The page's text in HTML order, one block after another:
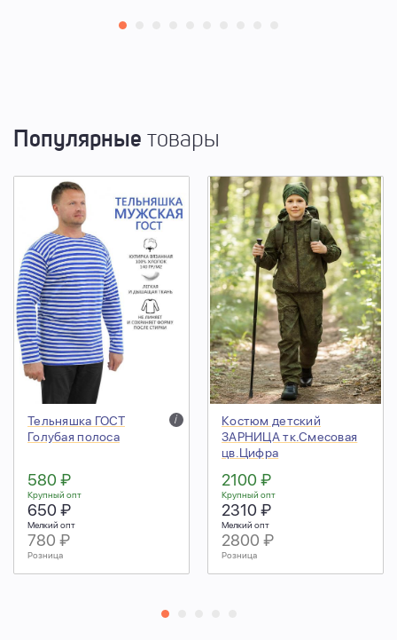
Популярные товары
Тельняшка ГОСТ
Голубая полоса
i
580 ₽
Крупный опт
650 ₽
Мелкий опт
780 ₽
Розница
Костюм детский
ЗАРНИЦА тк.Смесовая
цв.Цифра
2100 ₽
Крупный опт
2310 ₽
Мелкий опт
2800 ₽
Розница